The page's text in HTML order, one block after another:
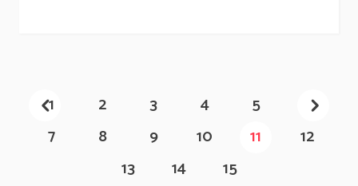
1 2 3 4 5
6
7
8 9 10 11
12
13
14 15